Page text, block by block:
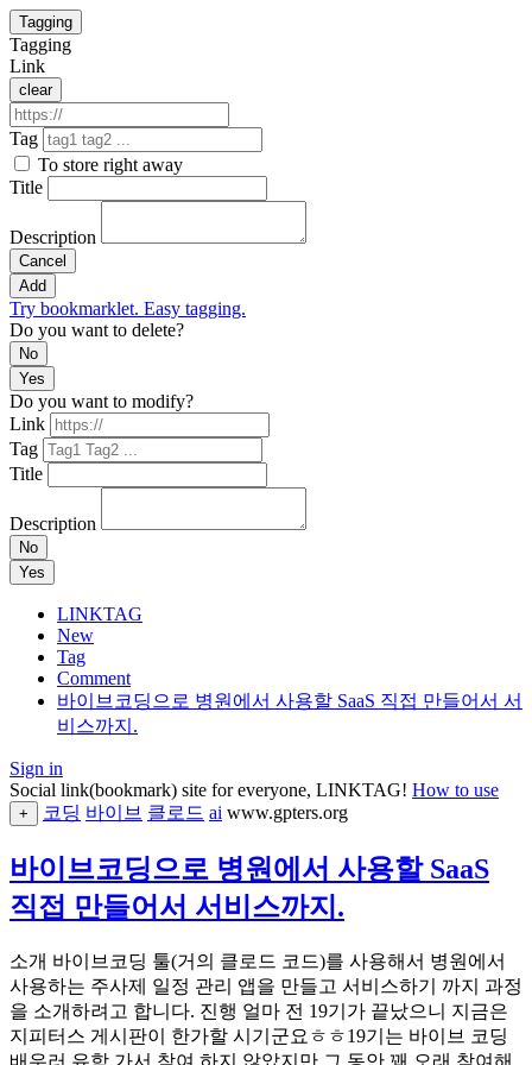
Tagging
Tagging
Link
clear
Tag
To store right away
Title
Description
Cancel
Add
Try bookmarklet. Easy tagging.
Do you want to delete?
No
Yes
Do you want to modify?
Link
Tag
Title
Description
No
Yes
LINKTAG
New
Tag
Comment
바이브코딩으로 병원에서 사용할 SaaS 직접 만들어서 서
비스까지.
Sign in
Social link(bookmark) site for everyone, LINKTAG! How to use
+ 코딩 바이브 클로드 ai www.gpters.org
바이브코딩으로 병원에서 사용할 SaaS
직접 만들어서 서비스까지.
소개 바이브코딩 툴(거의 클로드 코드)를 사용해서 병원에서
사용하는 주사제 일정 관리 앱을 만들고 서비스하기 까지 과정
을 소개하려고 합니다. 진행 얼마 전 19기가 끝났으니 지금은
지피터스 게시판이 한가할 시기군요ㅎㅎ19기는 바이브 코딩
배우러 유학 가서 참여 하지 않았지만 그 동안 꽤 오래 참여해